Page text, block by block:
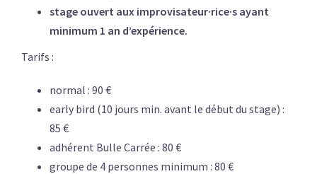
stage ouvert aux improvisateur·rice·s ayant
minimum 1 an d’expérience.
Tarifs :
normal : 90 €
early bird (10 jours min. avant le début du stage) :
85 €
adhérent Bulle Carrée : 80 €
groupe de 4 personnes minimum : 80 €